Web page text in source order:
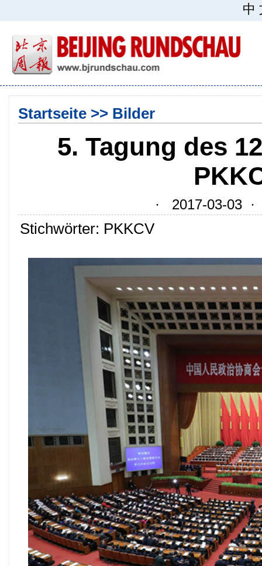
中
Startseite>> Bilder
5. Tagung des
· 2017-03-03 ·
Stichwörter: PKKCV